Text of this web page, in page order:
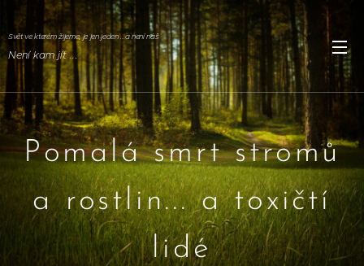
Svět ve kterém žijeme, je jen jeden ...a není náš
Není kam jít ...
Pomalá smrt stromů
a rostlin... a toxičtí
lidé